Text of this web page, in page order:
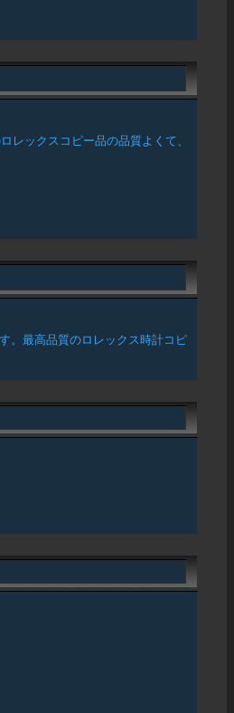
ックスコピー品の品質よくて、
。最高品質のロレックス時計コピ